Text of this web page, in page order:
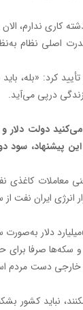
کاری ندارم، الان
اصلی نظام
درپی می‌آید.
دولت دلار
پیشنهاد، سود
انرژی ایران نفت
در ایران در شرایطی که برای تامین نیازهای ضروری کشور با کمبود منابع ارزی مواجه هستیم،
و سکه‌ها صرفا
خارجی دست مردم
نباید کشور